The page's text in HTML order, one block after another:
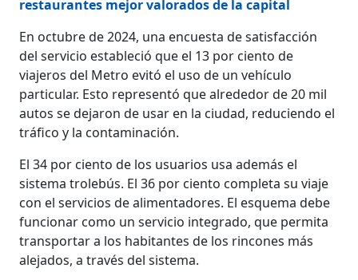
restaurantes mejor valorados de la capital
En octubre de 2024, una encuesta de satisfacción
del servicio estableció que el 13 por ciento de
viajeros del Metro evitó el uso de un vehículo
particular. Esto representó que alrededor de 20 mil
autos se dejaron de usar en la ciudad, reduciendo el
tráfico y la contaminación.
El 34 por ciento de los usuarios usa además el
sistema trolebús. El 36 por ciento completa su viaje
con el servicios de alimentadores. El esquema debe
funcionar como un servicio integrado, que permita
transportar a los habitantes de los rincones más
alejados, a través del sistema.